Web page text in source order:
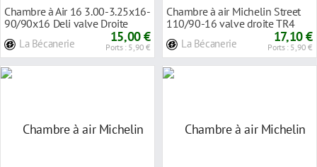
Chambre à Air 16 3.00-3.25x16-
90/90x16 Deli valve Droite
La Bécanerie 15,00 €
Ports : 5,90 €
Chambre à air Michelin Street
110/90-16 valve droite TR4
La Bécanerie 17,10 €
Ports : 5,90 €